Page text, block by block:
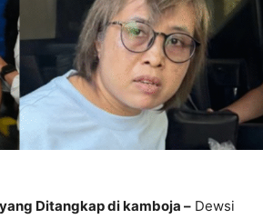
Ditangkap di kamboja – Dewsi